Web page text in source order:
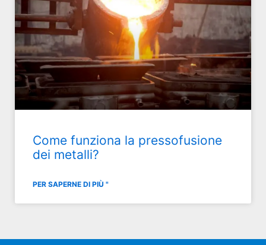
Come funziona la pressofusione
dei metalli?
PER SAPERNE DI PIÙ "